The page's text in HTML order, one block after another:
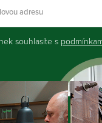
souhlasíte s